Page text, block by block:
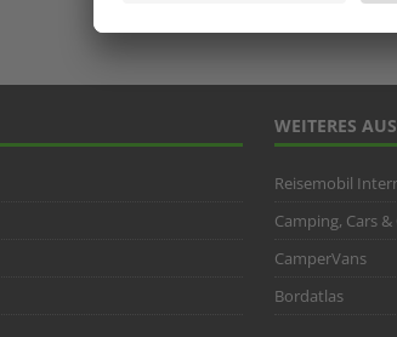
WEITERES
Reisemobil
Camping, Cars
CamperVans
Bordatlas